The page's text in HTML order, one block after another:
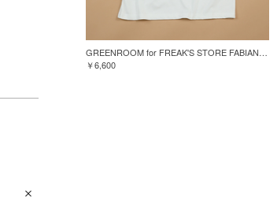
GREENROOM for FREAK'S STORE FABIAN LAVATER S/S TEE
￥6,600